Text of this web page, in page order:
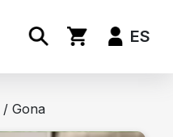
ES
/ Gona